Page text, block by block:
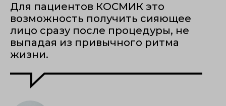
Для пациентов КОСМИК это
возможность получить сияющее
лицо сразу после процедуры, не
выпадая из привычного ритма
жизни.